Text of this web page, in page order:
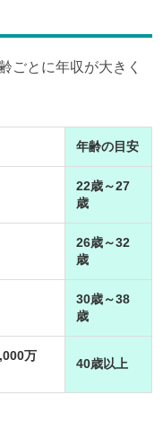
ごとに年収が大きく
年齢の目安
22歳～27
歳
26歳～32
歳
30歳～38
歳
万
40歳以上